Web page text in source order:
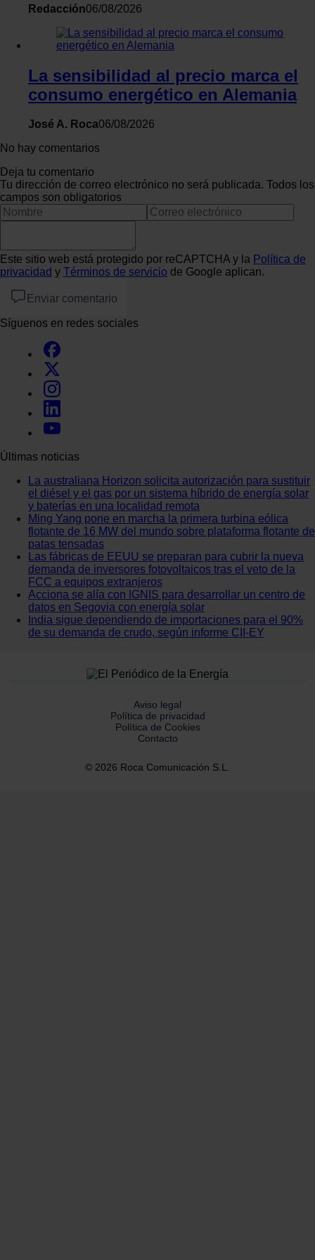
Redacción06/08/2026
La sensibilidad al precio marca el
consumo energético en Alemania
José A. Roca06/08/2026
No hay comentarios
Deja tu comentario
Tu dirección de correo electrónico no será publicada. Todos los
campos son obligatorios
Este sitio web está protegido por reCAPTCHA y la Política de
privacidad y Términos de servicio de Google aplican.
Enviar comentario
Síguenos en redes sociales
Últimas noticias
La australiana Horizon solicita autorización para sustituir
el diésel y el gas por un sistema híbrido de energía solar
y baterías en una localidad remota
Ming Yang pone en marcha la primera turbina eólica
flotante de 16 MW del mundo sobre plataforma flotante de
patas tensadas
Las fábricas de EEUU se preparan para cubrir la nueva
demanda de inversores fotovoltaicos tras el veto de la
FCC a equipos extranjeros
Acciona se alía con IGNIS para desarrollar un centro de
datos en Segovia con energía solar
India sigue dependiendo de importaciones para el 90%
de su demanda de crudo, según informe CII-EY
Aviso legal
Política de privacidad
Política de Cookies
Contacto
© 2026 Roca Comunicación S.L.